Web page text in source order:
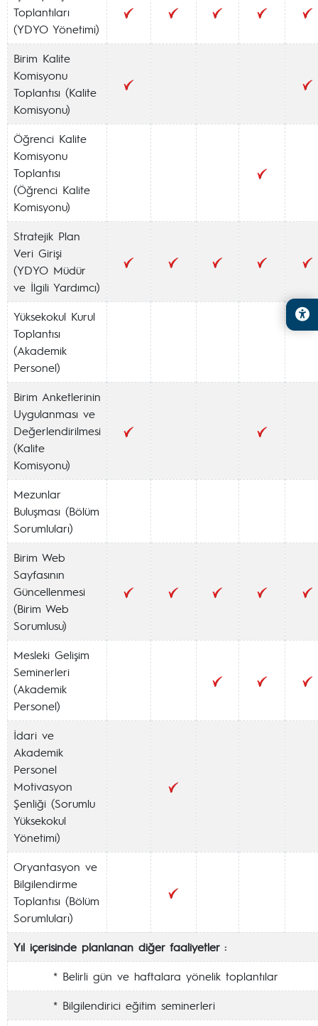
Toplantıları
(YDYO Yönetimi)
Birim Kalite
Komisyonu
Toplantısı (Kalite
Komisyonu)
Öğrenci Kalite
Komisyonu
Toplantısı
(Öğrenci Kalite
Komisyonu)
Stratejik Plan
Veri Girişi
(YDYO Müdür
ve İlgili Yardımcı)
Yüksekokul Kurul
Toplantısı
(Akademik
Personel)
Birim Anketlerinin
Uygulanması ve
Değerlendirilmesi
(Kalite
Komisyonu)
Mezunlar
Buluşması (Bölüm
Sorumluları)
Birim Web
Sayfasının
Güncellenmesi
(Birim Web
Sorumlusu)
Mesleki Gelişim
Seminerleri
(Akademik
Personel)
İdari ve
Akademik
Personel
Motivasyon
Şenliği (Sorumlu
Yüksekokul
Yönetimi)
Oryantasyon ve
Bilgilendirme
Toplantısı (Bölüm
Sorumluları)
Yıl içerisinde planlanan diğer faaliyetler :
* Belirli gün ve haftalara yönelik toplantılar
* Bilgilendirici eğitim seminerleri